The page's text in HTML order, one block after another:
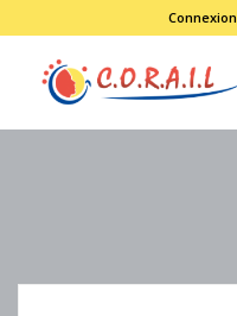
Connexion